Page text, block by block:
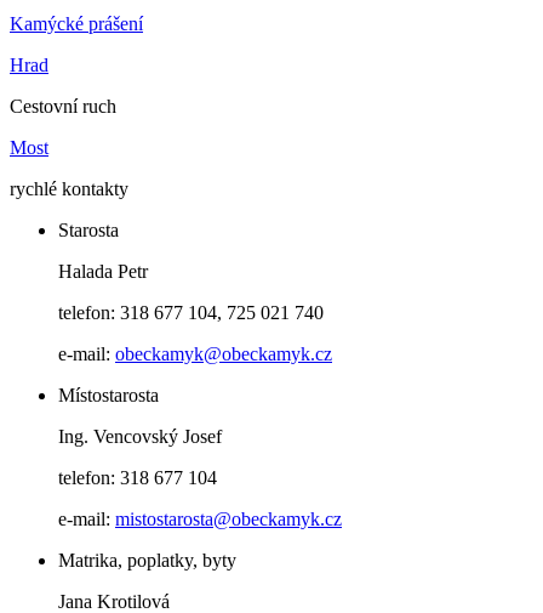
Kamýcké prášení
Hrad
Cestovní ruch
Most
rychlé kontakty
Starosta
Halada Petr
telefon: 318 677 104, 725 021 740
e-mail: obeckamyk@obeckamyk.cz
Místostarosta
Ing. Vencovský Josef
telefon: 318 677 104
e-mail: mistostarosta@obeckamyk.cz
Matrika, poplatky, byty
Jana Krotilová